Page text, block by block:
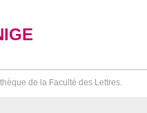
de la Faculté des Lettres.